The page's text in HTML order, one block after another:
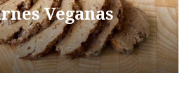
Veganas